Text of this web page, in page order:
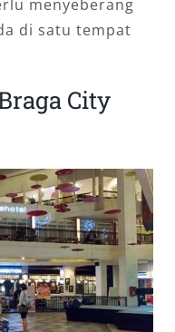
menyeberang
di satu tempat
City